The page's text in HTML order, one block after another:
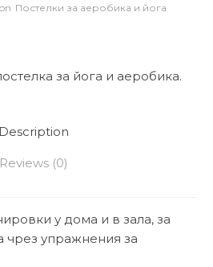
за йога и аеробика.
Постелки за аеробика и йога
Description
Reviews (0)
у дома и в зала, за
чрез упражнения за